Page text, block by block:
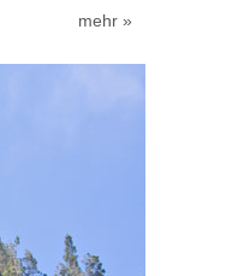
mehr »